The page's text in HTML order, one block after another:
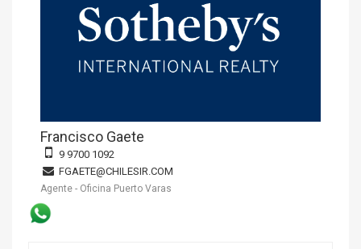
Francisco Gaete
9 9700 1092
FGAETE@CHILESIR.COM
Agente - Oficina Puerto Varas